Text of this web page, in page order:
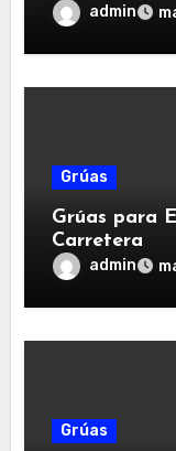
admin
Grúas
Grúas para
Carretera
admin
Grúas